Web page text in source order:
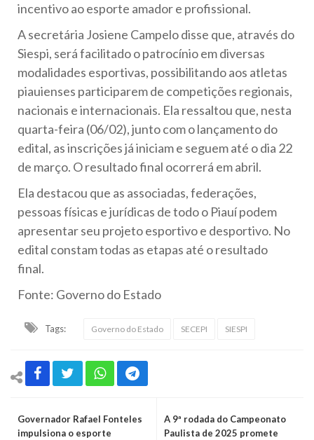
incentivo ao esporte amador e profissional.
A secretária Josiene Campelo disse que, através do
Siespi, será facilitado o patrocínio em diversas
modalidades esportivas, possibilitando aos atletas
piauienses participarem de competições regionais,
nacionais e internacionais. Ela ressaltou que, nesta
quarta-feira (06/02), junto com o lançamento do
edital, as inscrições já iniciam e seguem até o dia 22
de março. O resultado final ocorrerá em abril.
Ela destacou que as associadas, federações,
pessoas físicas e jurídicas de todo o Piauí podem
apresentar seu projeto esportivo e desportivo. No
edital constam todas as etapas até o resultado
final.
Fonte: Governo do Estado
Tags: Governo do Estado SECEPI SIESPI
Governador Rafael Fonteles
impulsiona o esporte
A 9ª rodada do Campeonato
Paulista de 2025 promete